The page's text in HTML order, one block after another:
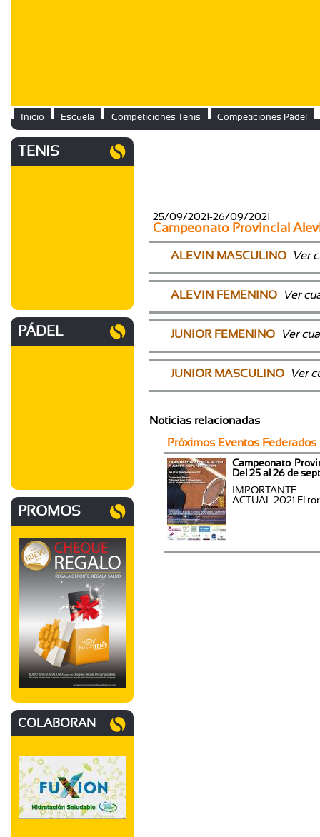
Inicio Escuela Competiciones Tenis Competiciones Pádel
TENIS
PÁDEL
PROMOS
COLABORAN
25/09/2021-26/09/2021
Campeonato Provincial
ALEVIN MASCULINO Ver
ALEVIN FEMENINO Ver
JUNIOR FEMENINO Ver
JUNIOR MASCULINO Ver
Noticias relacionadas
Próximos Eventos Federados
Campeonato
Del 25 al 26 de
IMPORTANTE -
ACTUAL 2021 El